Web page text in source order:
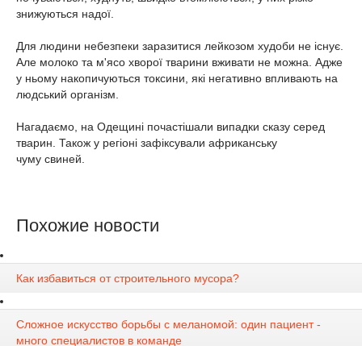
знижуються надої.
Для людини небезпеки заразитися лейкозом худоби не існує.
Але молоко та м'ясо хворої тварини вживати не можна. Адже
у ньому накопичуються токсини, які негативно впливають на
людський організм.
Нагадаємо, на Одещині почастішали випадки сказу серед
тварин. Також у регіоні зафіксували африканську
чуму свиней.
Похожие новости
Как избавиться от строительного мусора?
Сложное искусство борьбы с меланомой: один пациент -
много специалистов в команде